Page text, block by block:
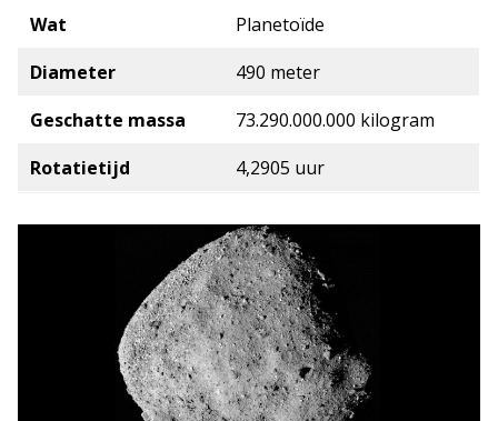
Wat
Planetoïde
Diameter
490 meter
Geschatte massa
73.290.000.000 kilogram
Rotatietijd
4,2905 uur